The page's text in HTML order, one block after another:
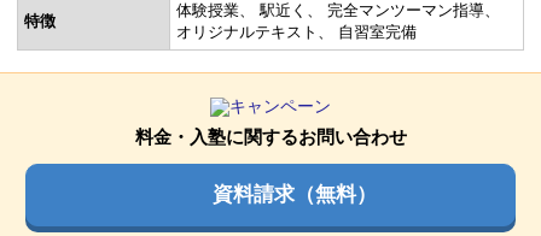
特徴
体験授業 駅近く
完全マンツーマン指導
オリジナルテキスト
自習室完備
料金・入塾に関するお問い合わせ
資料請求（無料）